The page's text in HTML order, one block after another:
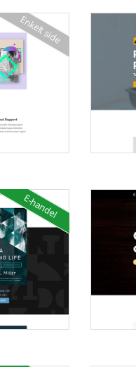
Enkelt side
E-handel